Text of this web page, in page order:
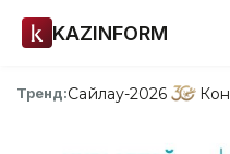
KAZINFORM
Тренд:Сайлау-2026